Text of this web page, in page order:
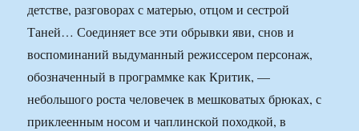
детстве, разговорах с матерью, отцом и сестрой
Таней… Соединяет все эти обрывки яви, снов и
воспоминаний выдуманный режиссером персонаж,
обозначенный в программке как Критик, —
небольшого роста человечек в мешковатых брюках, с
приклеенным носом и чаплин­ской походкой, в